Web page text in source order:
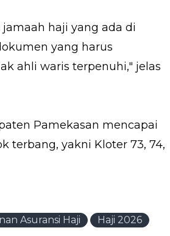
haji yang ada di
yang harus
ahli waris terpenuhi," jelas
Pamekasan mencapai
terbang, yakni Kloter 73, 74,
Asuransi Haji Haji 2026